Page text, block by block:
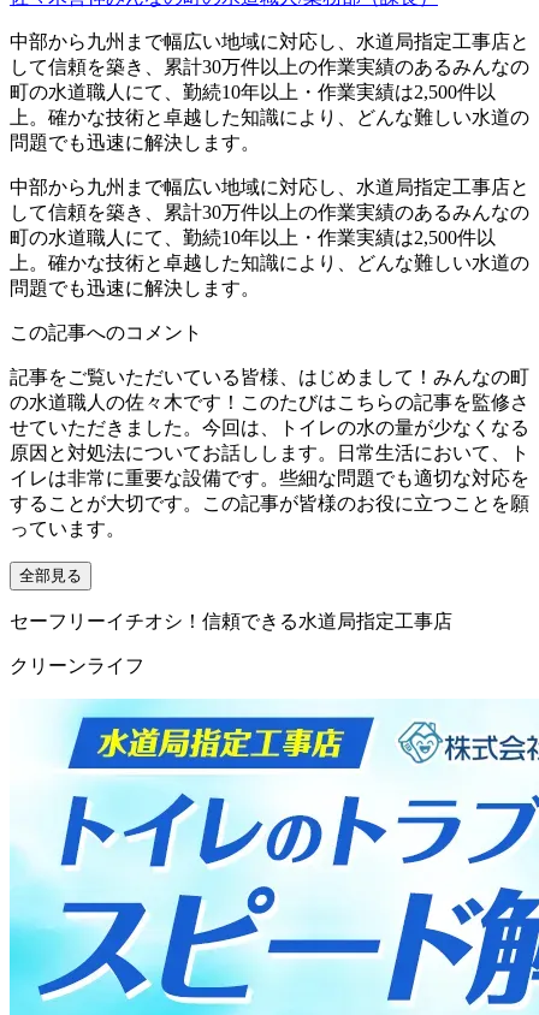
中部から九州まで幅広い地域に対応し、水道局指定工事店と
して信頼を築き、累計30万件以上の作業実績のあるみんなの
町の水道職人にて、勤続10年以上・作業実績は2,500件以
上。確かな技術と卓越した知識により、どんな難しい水道の
問題でも迅速に解決します。
中部から九州まで幅広い地域に対応し、水道局指定工事店と
して信頼を築き、累計30万件以上の作業実績のあるみんなの
町の水道職人にて、勤続10年以上・作業実績は2,500件以
上。確かな技術と卓越した知識により、どんな難しい水道の
問題でも迅速に解決します。
この記事へのコメント
記事をご覧いただいている皆様、はじめまして！みんなの町
の水道職人の佐々木です！このたびはこちらの記事を監修さ
せていただきました。今回は、トイレの水の量が少なくなる
原因と対処法についてお話しします。日常生活において、ト
イレは非常に重要な設備です。些細な問題でも適切な対応を
することが大切です。この記事が皆様のお役に立つことを願
っています。
全部見る
セーフリーイチオシ！信頼できる水道局指定工事店
クリーンライフ